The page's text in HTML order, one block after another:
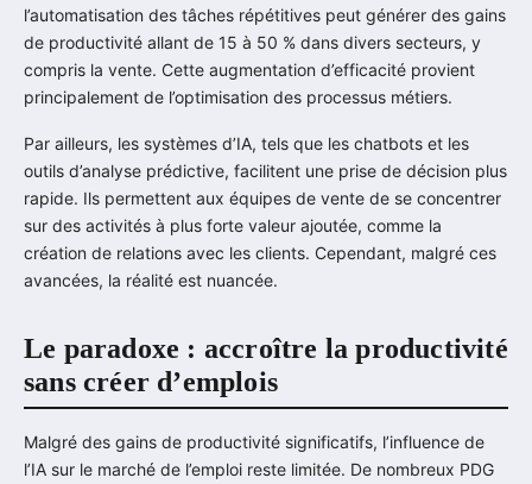
l’automatisation des tâches répétitives peut générer des gains
de productivité allant de 15 à 50 % dans divers secteurs, y
compris la vente. Cette augmentation d’efficacité provient
principalement de l’optimisation des processus métiers.
Par ailleurs, les systèmes d’IA, tels que les chatbots et les
outils d’analyse prédictive, facilitent une prise de décision plus
rapide. Ils permettent aux équipes de vente de se concentrer
sur des activités à plus forte valeur ajoutée, comme la
création de relations avec les clients. Cependant, malgré ces
avancées, la réalité est nuancée.
Le paradoxe : accroître la productivité
sans créer d’emplois
Malgré des gains de productivité significatifs, l’influence de
l’IA sur le marché de l’emploi reste limitée. De nombreux PDG